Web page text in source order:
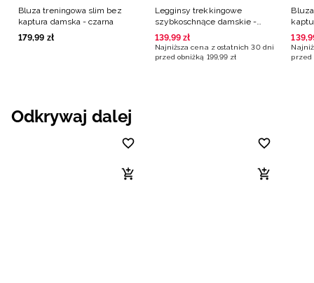
Bluza treningowa slim bez
kaptura damska - czarna
179,99 zł
Legginsy trekkingowe
szybkoschnące damskie -
czarne
139,99 zł
Najniższa cena z ostatnich 30 dni
przed obniżką 199,99 zł
139,
przed
Odkrywaj dalej